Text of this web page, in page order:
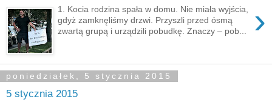
›
1. Kocia rodzina spała w domu. Nie miała wyjścia,
gdyż zamknęliśmy drzwi. Przyszli przed ósmą
zwartą grupą i urządzili pobudkę. Znaczy – pob...
poniedziałek, 5 stycznia 2015
5 stycznia 2015